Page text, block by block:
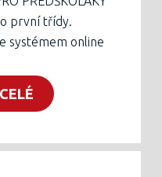
první třídy.
systémem online
městem
ledna 2026.
na naší škole,